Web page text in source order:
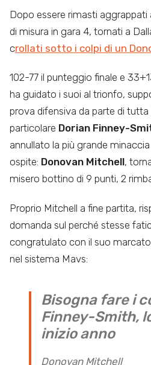
Dopo essere rimasti aggrappati
di misura in gara 4, tornati a
crollati sotto i colpi di un
102-77 il punteggio finale e
ha guidato i suoi al trionfo,
prova difensiva da parte di tutta
particolare Dorian Finney-
annullato la più grande
ospite: Donovan Mitchell,
misero bottino di 9 punti, 2
Proprio Mitchell a fine partita,
domanda sul perché stesse
congratulato con il suo
nel sistema Mavs:
Bisogna fare i
Finney-Smith,
inizio anno
Donovan Mitchell